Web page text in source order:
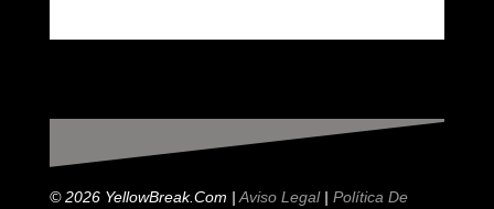
© 2026 YellowBreak.com | Aviso Legal| Política De